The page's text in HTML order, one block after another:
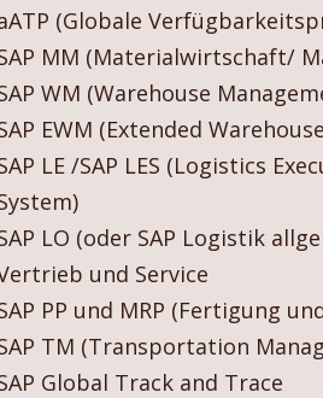
(Globale
MM (Materialwirtschaft/
WM (Warehouse
EWM (Extended
LE /SAP LES (Logistics
LO (oder SAP Logistik
und Service
PP und MRP (Fertigung
TM (Transportation
Global Track and Trace